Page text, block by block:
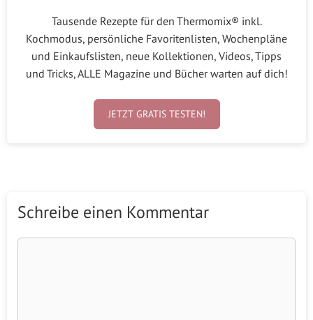
Tausende Rezepte für den Thermomix® inkl.
Kochmodus, persönliche Favoritenlisten, Wochenpläne
und Einkaufslisten, neue Kollektionen, Videos, Tipps
und Tricks, ALLE Magazine und Bücher warten auf dich!
JETZT GRATIS TESTEN!
Schreibe einen Kommentar